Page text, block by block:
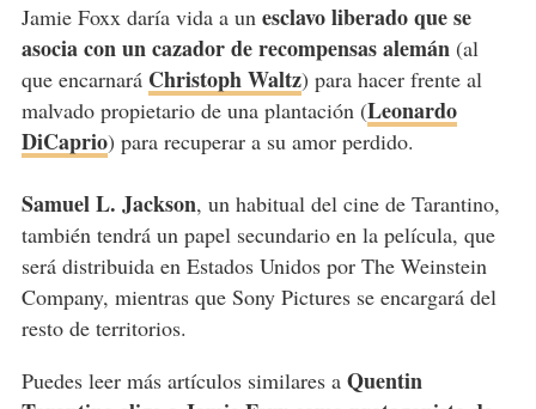
Jamie Foxx daría vida a un esclavo liberado que se
asocia con un cazador de recompensas alemán(al
que encarnará Christoph Waltz) para hacer frente al
malvado propietario de una plantación (Leonardo
DiCaprio) para recuperar a su amor perdido.
Samuel L. Jackson, un habitual del cine de Tarantino,
también tendrá un papel secundario en la película, que
será distribuida en Estados Unidos por The Weinstein
Company, mientras que Sony Pictures se encargará del
resto de territorios.
Puedes leer más artículos similares a Quentin